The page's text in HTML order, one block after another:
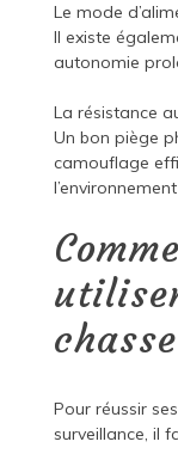
Le mode
Il existe
autonomie
La résistance
Un bon piège
camouflage
Pour réussir
surveillance, il